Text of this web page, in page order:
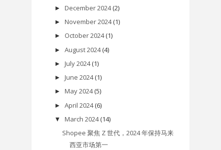
► December 2024 (2)
► November 2024 (1)
► October 2024 (1)
► August 2024 (4)
► July 2024 (1)
► June 2024 (1)
► May 2024 (5)
► April 2024 (6)
▼ March 2024 (14)
Shopee 聚焦 Z 世代，2024 年保持马来
西亚市场第一